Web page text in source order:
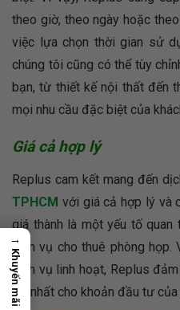
theo giờ, theo ngày hoặc
việc lựa chọn thời gian sử
chúng tôi cũng có thể tùy
bạn, từ thiết kế nội thất đến
mọi nhu cầu đặc biệt của
Giá cả hợp lý
Replus cam kết mang đến
TPHCM với giá cả hợp lý và
giá thành là một yếu tố quan
dịch vụ cho thuê phòng
dịch vụ linh hoạt, Replus
tốt nhất cho khoản đầu tư của
→
Khuyến mãi